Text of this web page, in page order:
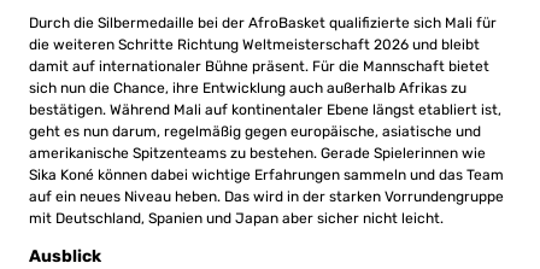
Durch die Silbermedaille bei der AfroBasket qualifizierte sich Mali für
die weiteren Schritte Richtung Weltmeisterschaft 2026 und bleibt
damit auf internationaler Bühne präsent. Für die Mannschaft bietet
sich nun die Chance, ihre Entwicklung auch außerhalb Afrikas zu
bestätigen. Während Mali auf kontinentaler Ebene längst etabliert ist,
geht es nun darum, regelmäßig gegen europäische, asiatische und
amerikanische Spitzenteams zu bestehen. Gerade Spielerinnen wie
Sika Koné können dabei wichtige Erfahrungen sammeln und das Team
auf ein neues Niveau heben. Das wird in der starken Vorrundengruppe
mit Deutschland, Spanien und Japan aber sicher nicht leicht.
Ausblick